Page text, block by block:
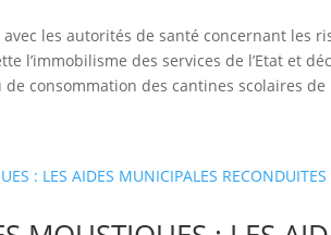
les autorités de santé concernant les
l’immobilisme des services de l’Etat et
consommation des cantines scolaires de